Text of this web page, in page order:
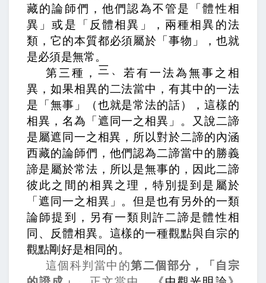
藏的論師們，他們認為不管是「體性相
異」或是「反體相異」，兩種相異的法
類，它的本質都必須屬於「事物」，也就
是必須是無常。
第三種， 三、 若有一法為無事之相
異， 如果相異的二法當中，有其中的一法
是「無事」（也就是常法的話），這樣的
相異， 名為「遮同一之相異」。又說二諦
是屬遮同一之相異， 所以對於二諦的內涵
西藏的論師們，他們認為二諦當中的勝義
諦是屬於常法，所以是無事的，因此二諦
彼此之間的相異之理，特別提到是屬於
「遮同一之相異」。但是也有另外的一類
論師提到， 另有一類則許二諦是體性相
同、反體相異。 這樣的一種觀點與自宗的
觀點剛好是相同的。
這個科判當中的第二個部分，「自宗